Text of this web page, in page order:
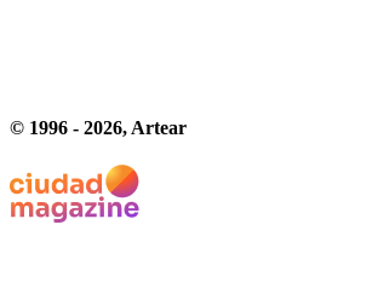
© 1996 - 2026, Artear